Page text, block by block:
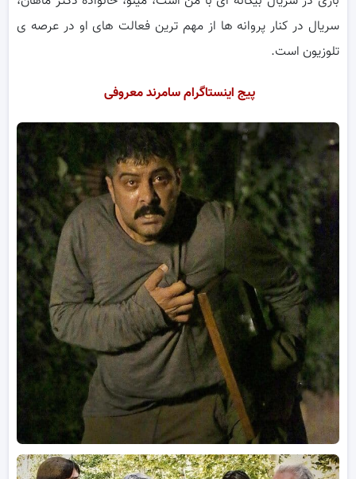
سریال در کنار پروانه ها از مهم ترین فعالت های او در عرصه ی
تلوزیون است.
پیج اینستاگرام سامرند معروفی